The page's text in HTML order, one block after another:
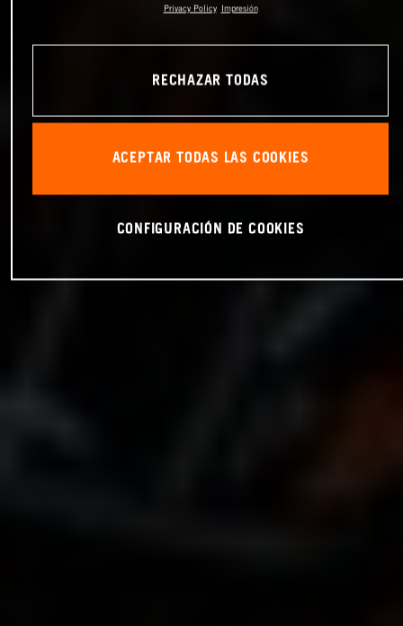
Privacy Policy Impresión
RECHAZAR TODAS
ACEPTAR TODAS LAS COOKIES
CONFIGURACIÓN DE COOKIES